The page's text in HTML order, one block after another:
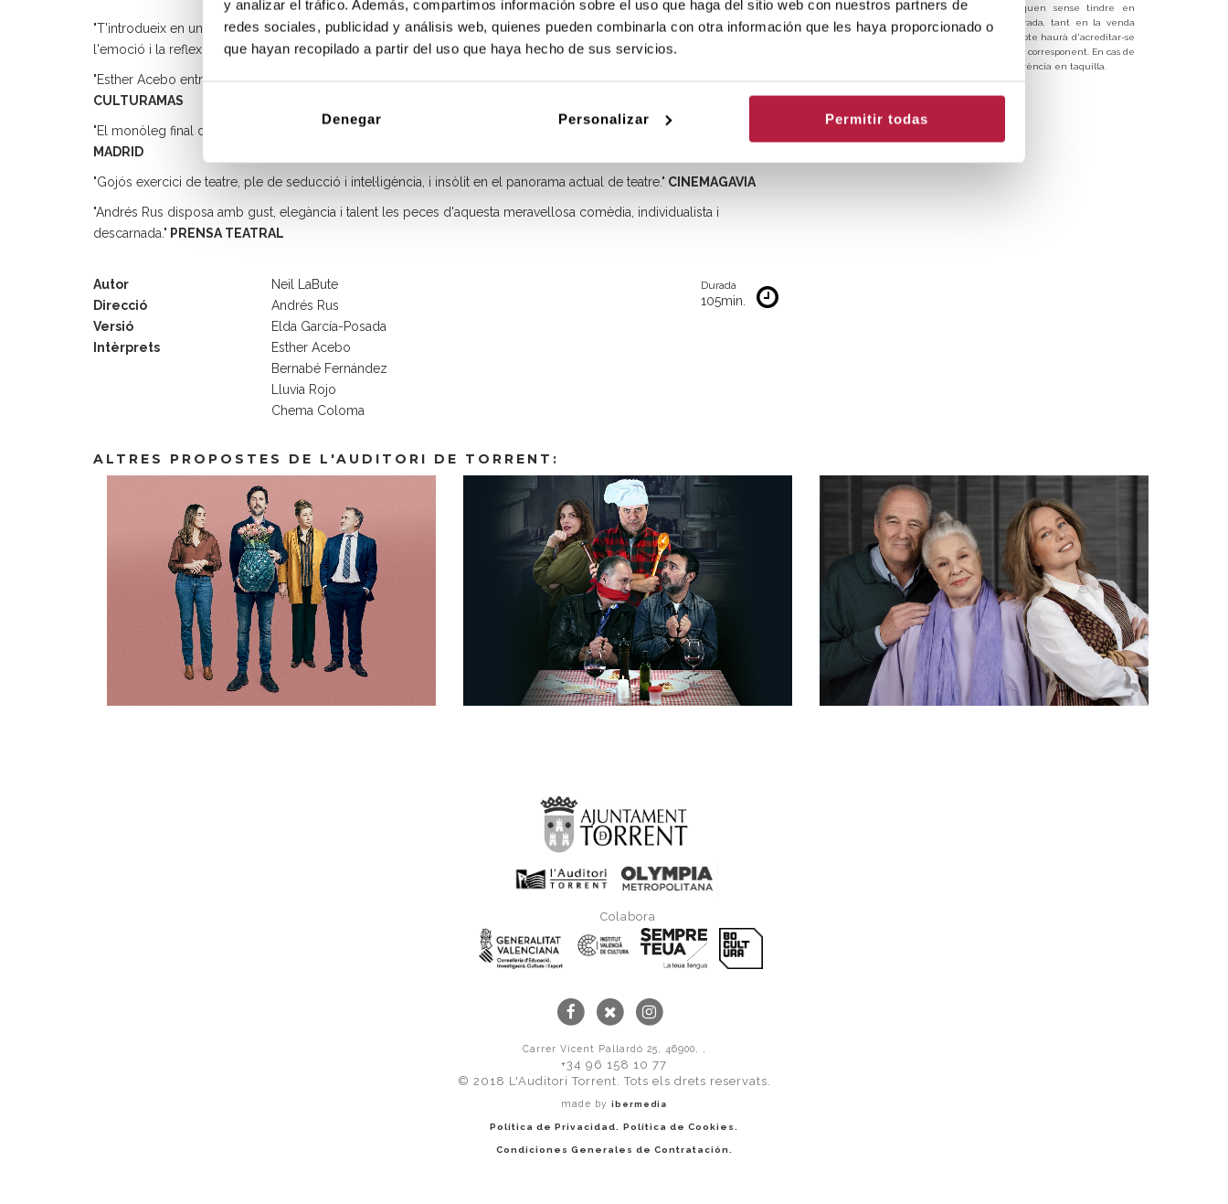
y analizar el tráfico. Además, compartimos información sobre el uso que haga del sitio web con nuestros partners de
redes sociales, publicidad y análisis web, quienes pueden combinarla con otra información que les haya proporcionado o
que hayan recopilado a partir del uso que haya hecho de sus servicios.
Denegar Personalizar Permitir todas
"T'introdueix en una atmosfera captivadora des del primer fins a l'últim minut. El perfecte equilibre entre l'humor,
l'emoció i la reflexió."
MÁS ESCENA
"Esther Acebo entrega una interpretació corrosiva, magnètica i captivadora en un personatge femení apassionant."
CULTURAMAS
"El monòleg final d'Esther Acebo magistralment executat, fa un tomb sorprenent al desenllaç de la trama."
MADRID
"Gojós exercici de teatre, ple de seducció i intel·ligència, i insòlit en el panorama actual de teatre." CINEMAGAVIA
"Andrés Rus disposa amb gust, elegància i talent les peces d'aquesta meravellosa comèdia, individualista i
descarnada." PRENSA TEATRAL
Autor
Neil LaBute
Direcció
Andrés Rus
Versió
Elda García-Posada
Intèrprets
Esther Acebo
Bernabé Fernández
Lluvia Rojo
Chema Coloma
Durada
105min.
d'altres promocions. Els mateixos s'apliquen sense tindre en
compte les despeses de gestió per entrada, tant en la venda
online com en taquilla. El dret al descompte haurà d'acreditar-se
a l'entrada de l'espectacle amb el carnet corresponent. En cas de
no acreditar-se, haurà d'abonar-se la diferència en taquilla.
ALTRES PROPOSTES DE L'AUDITORI DE TORRENT:
Colabora
Carrer Vicent Pallardó 25, 46900, ,
+34 96 158 10 77
© 2018 L'Auditori Torrent. Tots els drets reservats.
made by ibermedia
Política de Privacidad. Política de Cookies.
Condiciones Generales de Contratación.